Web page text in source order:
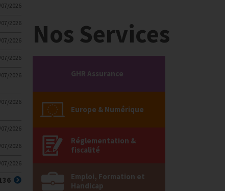
2026
07/2026
07/2026
07/2026
2026
07/2026
2026
2026
2026
Suivant
Nos Services
GHR Assurance
Europe & Numérique
Réglementation &
fiscalité
Emploi, Formation et
Handicap